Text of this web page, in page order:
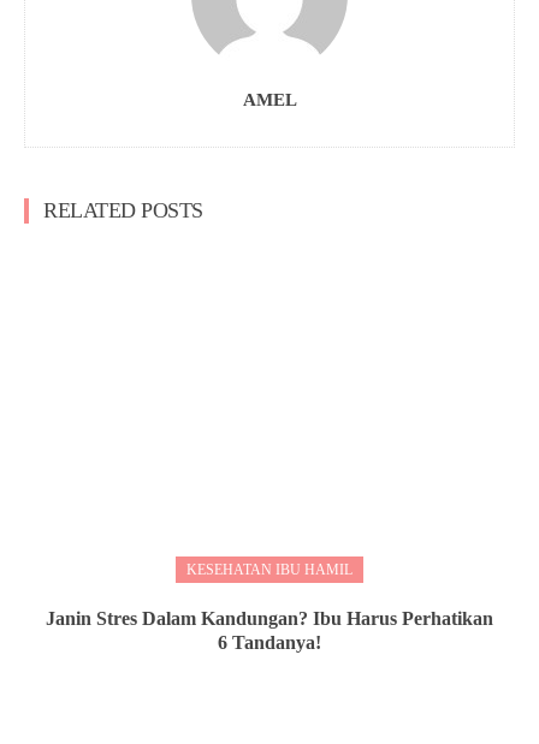
AMEL
RELATED POSTS
KESEHATAN IBU HAMIL
Janin Stres Dalam Kandungan? Ibu Harus Perhatikan
6 Tandanya!